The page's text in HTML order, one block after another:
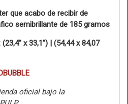
que acabo de recibir de
semibrillante de 185 gramos
x 33,1") | (54,44 x 84,07
oficial bajo la